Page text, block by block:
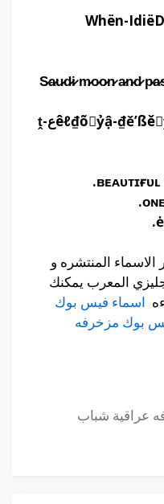
Whën-
S̷a̷u̷d̷i̷ m̷o̷o̷n̷ a̷n̷d̷
êℓ₫õٍỷậ-₫ě’ßěٍṱ ℓẑěٍặ-ǯ₥ậℓậ ßṱƽعṱ-
الاسماء المنتشره و
المعرب يمكنك
اسماء فيس بوك
بوك مزخرفه
عراقية شباب